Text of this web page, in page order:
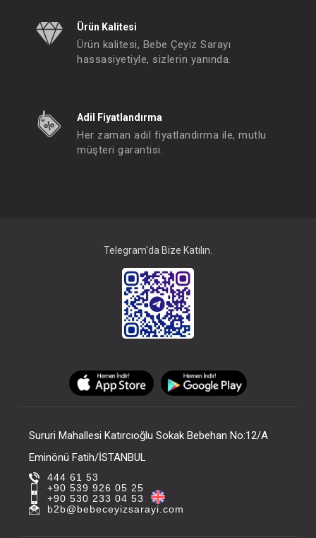
Ürün Kalitesi
Ürün kalitesi, Bebe Çeyiz Sarayı
hassasiyetiyle, sizlerin yanında.
Adil Fiyatlandırma
Her zaman adil fiyatlandırma ile, mutlu
müşteri garantisi.
Telegram'da Bize Katılın.
Sururi Mahallesi Katırcıoğlu Sokak Bebehan No:12/A
Eminönü Fatih/İSTANBUL
444 61 53
+90 539 926 05 25
+90 530 233 04 53
b2b@bebeceyizsarayi.com